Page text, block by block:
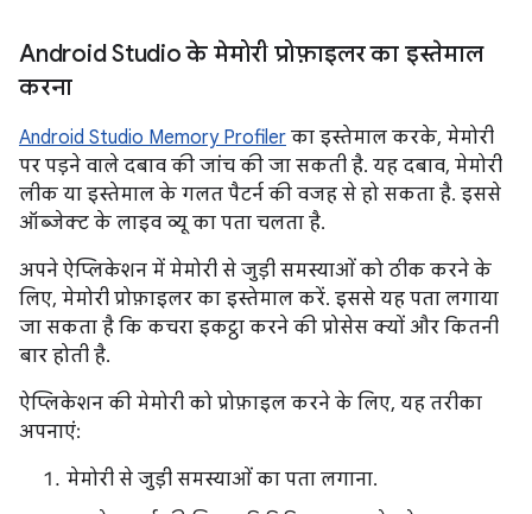
Android Studio के मेमोरी प्रोफ़ाइलर का इस्तेमाल
करना
Android Studio Memory Profiler का इस्तेमाल करके, मेमोरी
पर पड़ने वाले दबाव की जांच की जा सकती है. यह दबाव, मेमोरी
लीक या इस्तेमाल के गलत पैटर्न की वजह से हो सकता है. इससे
ऑब्जेक्ट के लाइव व्यू का पता चलता है.
अपने ऐप्लिकेशन में मेमोरी से जुड़ी समस्याओं को ठीक करने के
लिए, मेमोरी प्रोफ़ाइलर का इस्तेमाल करें. इससे यह पता लगाया
जा सकता है कि कचरा इकट्ठा करने की प्रोसेस क्यों और कितनी
बार होती है.
ऐप्लिकेशन की मेमोरी को प्रोफ़ाइल करने के लिए, यह तरीका
अपनाएं:
मेमोरी से जुड़ी समस्याओं का पता लगाना.